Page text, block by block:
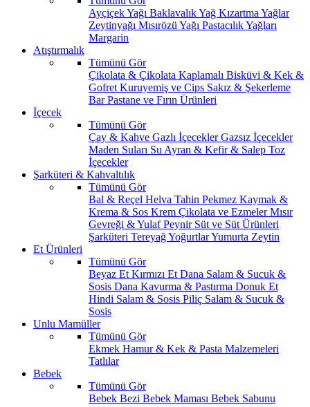
Ayçiçek Yağı Baklavalık Yağ Kızartma Yağlar
Zeytinyağı Mısırözü Yağı Pastacılık Yağları
Margarin
Atıştırmalık
Tümünü Gör
Çikolata & Çikolata Kaplamalı Bisküvi & Kek &
Gofret Kuruyemiş ve Cips Sakız & Şekerleme
BarPastane ve Fırın Ürünleri
İçecek
Tümünü Gör
Çay & Kahve Gazlı İçeceklerGazsız İçecekler
Maden Suları Su Ayran & Kefir & Salep Toz
İçecekler
Şarküteri & Kahvaltılık
Tümünü Gör
Bal & Reçel Helva Tahin Pekmez Kaymak &
Krema & Sos Krem Çikolata ve EzmelerMısır
Gevreği & YulafPeynir Süt ve Süt Ürünleri
Şarküteri TereyağYoğurtlarYumurta Zeytin
Et Ürünleri
Tümünü Gör
Beyaz Et Kırmızı Et Dana Salam & Sucuk &
Sosis Dana Kavurma & Pastırma Donuk Et
Hindi Salam & Sosis Piliç Salam & Sucuk &
Sosis
Unlu Mamüller
Tümünü Gör
Ekmek Hamur & Kek & Pasta Malzemeleri
Tatlılar
Bebek
Tümünü Gör
Bebek Bezi Bebek Maması Bebek Sabunu